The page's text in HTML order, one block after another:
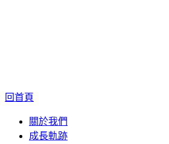
回首頁
關於我們
成長軌跡